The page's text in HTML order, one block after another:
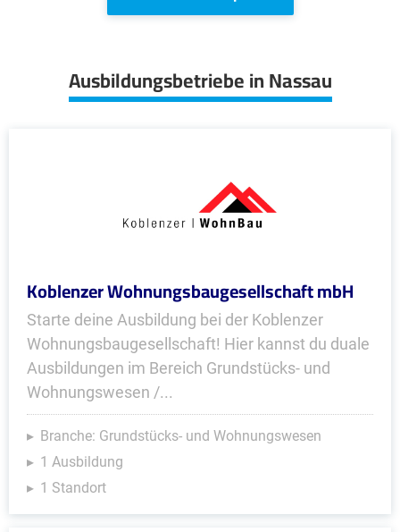
Ausbildungsbetriebe in Nassau
Koblenzer Wohnungsbaugesellschaft mbH
Starte deine Ausbildung bei der Koblenzer
Wohnungsbaugesellschaft! Hier kannst du duale
Ausbildungen im Bereich Grundstücks- und
Wohnungswesen /...
Branche: Grundstücks- und Wohnungswesen
1 Ausbildung
1 Standort